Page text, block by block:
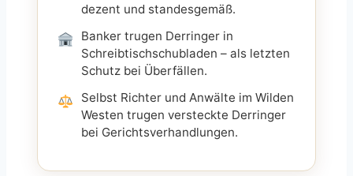
dezent und standesgemäß.
Banker trugen Derringer in
Schreibtischschubladen – als letzten
Schutz bei Überfällen.
Selbst Richter und Anwälte im Wilden
Westen trugen versteckte Derringer
bei Gerichtsverhandlungen.